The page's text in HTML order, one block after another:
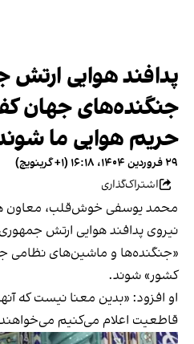
پدافند هوایی
جنگنده‌های جهان
حریم هوایی ما
۲۹ فروردین ۱۴۰۴، ۱۶:۱۸ (‎+۱ گرینویچ)
اشتراک‌گذاری
محمد یوسفی خوش‌قلب، معاون
نیروی پدافند هوایی ارتش
«جنگنده‌ها و ماشین‌های نظامی
کشور» شوند.
او افزود: «بدین معنا نیست که
قاطعیت اعلام می‌کنیم